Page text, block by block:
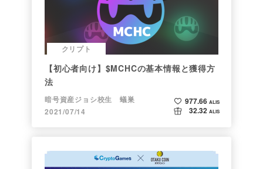
クリプト
【初心者向け】$MCHCの基本情報と獲得方
法
暗号資産ジョシ校生 蟻巣
2021/07/14
977.66 ALIS
32.32 ALIS